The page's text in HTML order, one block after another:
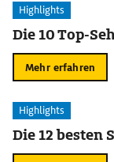
Highlights
Die 10 Top-
Mehr erfahren
Highlights
Die 12 besten